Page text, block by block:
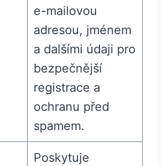
e-mailovou
adresou, jménem
a dalšími údaji pro
bezpečnější
registrace a
ochranu před
spamem.
Poskytuje